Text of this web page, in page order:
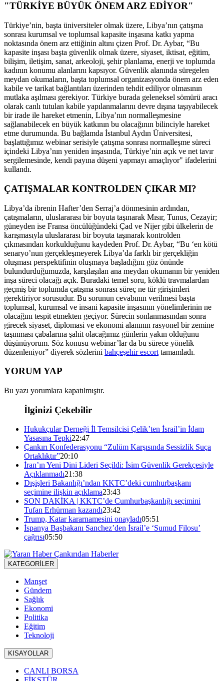
"TÜRKİYE BÜYÜK ÖNEM ARZ EDİYOR"
Türkiye’nin, başta üniversiteler olmak üzere, Libya’nın çatışma
sonrası kurumsal ve toplumsal kapasite inşasına katkı yapma
noktasında önem arz ettiğinin altını çizen Prof. Dr. Aybar, “Bu
kapasite inşası başta güvenlik olmak üzere, siyaset, iktisat, eğitim,
bilişim, iletişim, sanat, arkeoloji, şehir planlama, enerji ve toplumda
kadının konumu alanlarını kapsıyor. Güvenlik alanında süregelen
meydan okumaların, başta toplumsal organizasyonda önem arz eden
kabile ve tarikat bağlantıları üzerinden tehdit ediliyor olmasının
mutlaka aşılması gerekiyor. Türkiye burada geleneksel sömürü aracı
olarak canlı tutulan kabile yapılanmalarını devre dışına taşıyabilecek
bir irade ile hareket etmenin, Libya’nın normalleşmesine
sağlanabilecek en büyük katkının bu olacağının bilinciyle hareket
etme durumunda. Bu bağlamda İstanbul Aydın Üniversitesi,
başlattığımız webinar serisiyle çatışma sonrası normalleşme süreci
içindeki Libya’nın yeniden inşasında, Türkiye’nin açık ve net tavır
sergilemesinde, kendi payına düşeni yapmayı amaçlıyor" ifadelerini
kullandı.
ÇATIŞMALAR KONTROLDEN ÇIKAR MI?
Libya’da ibrenin Hafter’den Serraj’a dönmesinin ardından,
çatışmaların, uluslararası bir boyuta taşınarak Mısır, Tunus, Cezayir;
güneyden ise Fransa öncülüğündeki Çad ve Nijer gibi ülkelerin de
karışmasıyla uluslararası bir boyuta taşınarak kontrolden
çıkmasından korkulduğunu kaydeden Prof. Dr. Aybar, “Bu ‘en kötü
senaryo’nun gerçekleşmeyerek Libya’da farklı bir gerçekliğin
oluşması perspektifinin oluşmaya başladığını göz önünde
bulundurduğumuzda, karşılaşılan ana meydan okumanın bir yeniden
inşa süreci olacağı açık. Buradaki temel soru, köklü travmalardan
geçmiş bir toplumda çatışma sonrası süreç ne tür girişimleri
gerektiriyor sorusudur. Bu sorunun cevabının verilmesi başta
toplumsal, kurumsal ve insani kapasite inşasının yönelimlerinin ne
olacağını tespit etmekten geçiyor. Sürecin sonlanmasından sonra
girecek siyaset, diplomasi ve ekonomi alanının rasyonel bir zemine
taşınması çabalarına şahit olacağımız günlerin yakın olduğunu
düşünüyorum. Söz konusu webinar’lar da bu sürece yönelik
düzenleniyor” diyerek sözlerini bahçeşehir escort tamamladı.
YORUM YAP
Bu yazı yorumlara kapatılmıştır.
İlginizi Çekebilir
Hukukçular Derneği İl Temsilcisi Çelik’ten İsrail’in İdam
Yasasına Tepki22:47
Çankırı Konfederasyonu “Zulüm Karşısında Sessizlik Suça
Ortaklıktır”20:10
İran’ın Yeni Dini Lideri Seçildi: İsim Güvenlik Gerekçesiyle
Açıklanmadı21:38
Dışişleri Bakanlığı’ndan KKTC’deki cumhurbaşkanı
seçimine ilişkin açıklama23:43
SON DAKİKA | KKTC’de Cumhurbaşkanlığı seçimini
Tufan Erhürman kazandı23:42
Trump, Katar kararnamesini onayladı05:51
İspanya Başbakanı Sanchez’den İsrail’e ‘Sumud Filosu’
çağrısı05:50
KATEGORİLER
Manşet
Gündem
Sağlık
Ekonomi
Politika
Eğitim
Teknoloji
KISAYOLLAR
CANLI BORSA